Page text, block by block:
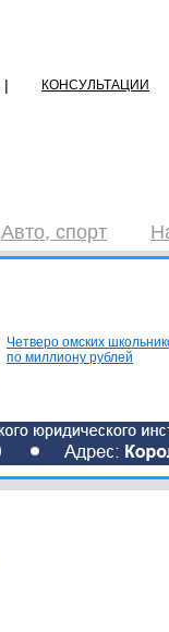
| КОНСУЛЬТАЦИИ
Авто, спорт
Четверо омских
по миллиону рублей